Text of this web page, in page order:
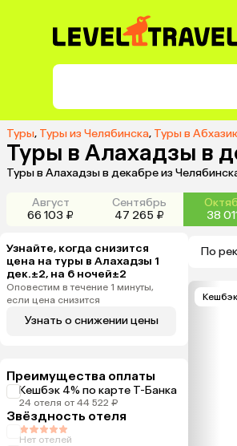
Туры, Туры из Челябинска, Туры в
Туры в Алахадзы в
Туры в Алахадзы в декабре из
Август
66 103 ₽
Сентябрь
47 265 ₽
38
Узнайте, когда снизится
цена на туры в Алахадзы 1
дек.±2, на 6 ночей±2
Оповестим в течение 1 минуты,
если цена снизится
Узнать о снижении цены
Преимущества оплаты
Кешбэк 4% по карте Т-Банка
24 отеля от 44 522 ₽
Звёздность отеля
Нет отелей
По
Кешбэк